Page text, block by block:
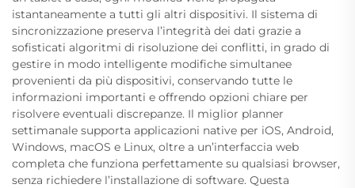
istantaneamente a tutti gli altri dispositivi. Il sistema di
sincronizzazione preserva l’integrità dei dati grazie a
sofisticati algoritmi di risoluzione dei conflitti, in grado di
gestire in modo intelligente modifiche simultanee
provenienti da più dispositivi, conservando tutte le
informazioni importanti e offrendo opzioni chiare per
risolvere eventuali discrepanze. Il miglior planner
settimanale supporta applicazioni native per iOS, Android,
Windows, macOS e Linux, oltre a un’interfaccia web
completa che funziona perfettamente su qualsiasi browser,
senza richiedere l’installazione di software. Questa